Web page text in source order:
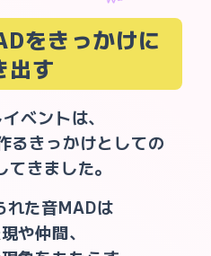
をきっかけに
出す
ベントは、
るきっかけとしての
きました。
れた音MADは
や仲間、